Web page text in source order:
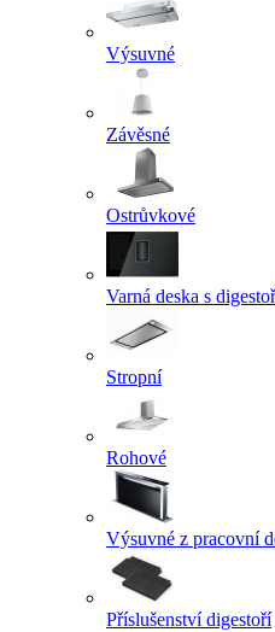
Výsuvné
Závěsné
Ostrůvkové
Varná deska s
Stropní
Rohové
Výsuvné z pracovní
Příslušenství digestoří